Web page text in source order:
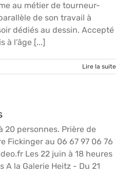
au métier de tourneur-
de son travail à
dédiés au dessin. Accepté
à l’âge [...]
Lire la suite
20 personnes. Prière de
Fickinger au 06 67 97 06 76
Les 22 juin à 18 heures
A la Galerie Heitz - Du 21